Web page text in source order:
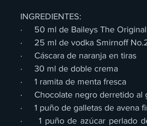
INGREDIENTES:
·     50 ml de Baileys The
·     25 ml de vodka Smirnoff
·     Cáscara de naranja en tiras
·     30 ml de doble crema
·     1 ramita de menta fresca
·     Chocolate negro derretido al
·     1 puño de galletas de avena
·     1 puño de azúcar